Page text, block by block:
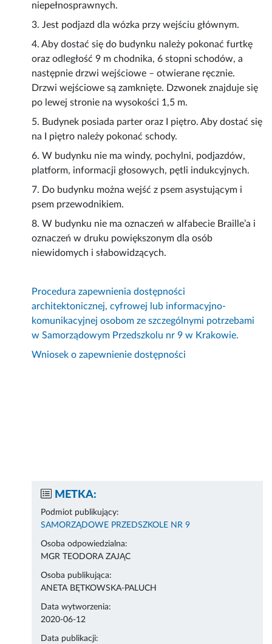
niepełnosprawnych.
3. Jest podjazd dla wózka przy wejściu głównym.
4. Aby dostać się do budynku należy pokonać furtkę
oraz odległość 9 m chodnika, 6 stopni schodów, a
następnie drzwi wejściowe – otwierane ręcznie.
Drzwi wejściowe są zamknięte. Dzwonek znajduje się
po lewej stronie na wysokości 1,5 m.
5. Budynek posiada parter oraz I piętro. Aby dostać się
na I piętro należy pokonać schody.
6. W budynku nie ma windy, pochylni, podjazdów,
platform, informacji głosowych, pętli indukcyjnych.
7. Do budynku można wejść z psem asystującym i
psem przewodnikiem.
8. W budynku nie ma oznaczeń w alfabecie Braille’a i
oznaczeń w druku powiększonym dla osób
niewidomych i słabowidzących.
Procedura zapewnienia dostępności
architektonicznej, cyfrowej lub informacyjno-
komunikacyjnej osobom ze szczególnymi potrzebami
w Samorządowym Przedszkolu nr 9 w Krakowie.
Wniosek o zapewnienie dostępności
METKA:
Podmiot publikujący:
SAMORZĄDOWE PRZEDSZKOLE NR 9
Osoba odpowiedzialna:
MGR TEODORA ZAJĄC
Osoba publikująca:
ANETA BĘTKOWSKA-PALUCH
Data wytworzenia:
2020-06-12
Data publikacji: